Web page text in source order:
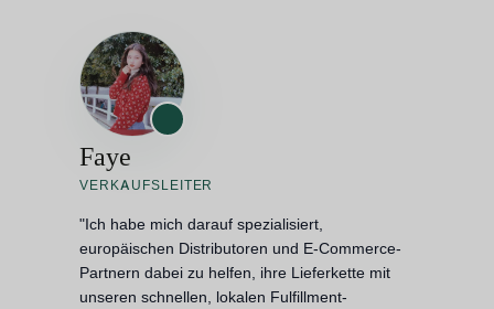
Faye
VERKAUFSLEITER
"Ich habe mich darauf spezialisiert,
europäischen Distributoren und E-Commerce-
Partnern dabei zu helfen, ihre Lieferkette mit
unseren schnellen, lokalen Fulfillment-